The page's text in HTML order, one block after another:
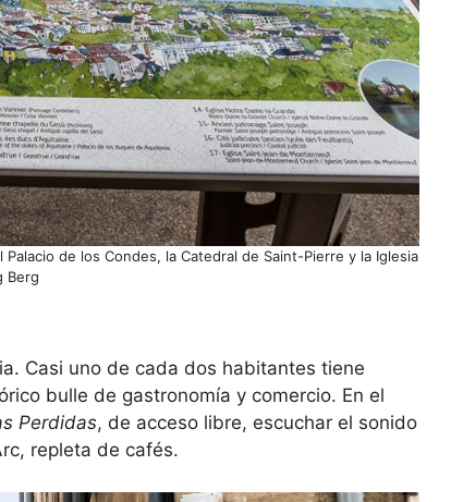
de los Condes, la Catedral de Saint-Pierre y la Iglesia
Berg
Casi uno de cada dos habitantes tiene
bulle de gastronomía y comercio. En el
Perdidas, de acceso libre, escuchar el sonido
repleta de cafés.